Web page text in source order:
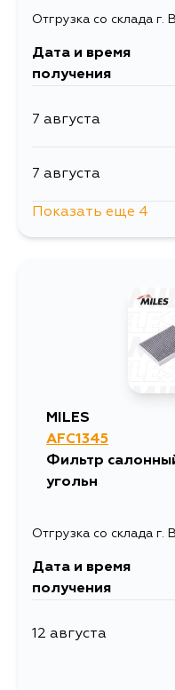
Отгрузка со склада г.
Дата и время
получения
7 августа
7 августа
Показать еще 4
MILES
AFC1345
Фильтр
угольн
Отгрузка со склада г.
Дата и время
получения
12 августа